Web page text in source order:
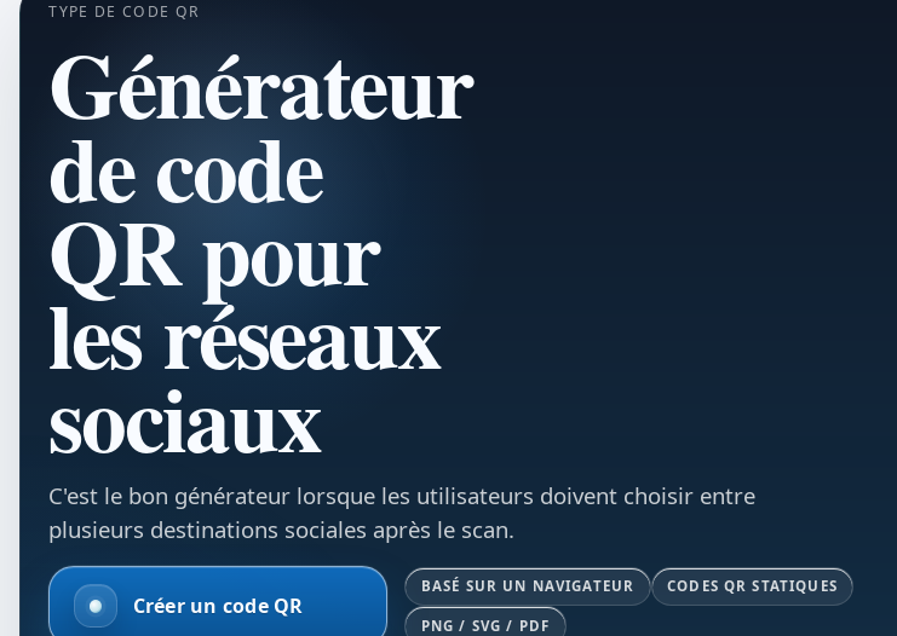
TYPE DE CODE QR
Générateur
de code
QR pour
les réseaux
sociaux
C'est le bon générateur lorsque les utilisateurs doivent choisir entre
plusieurs destinations sociales après le scan.
Créer un code QR
BASÉ SUR UN NAVIGATEUR CODES QR STATIQUES
PNG / SVG / PDF